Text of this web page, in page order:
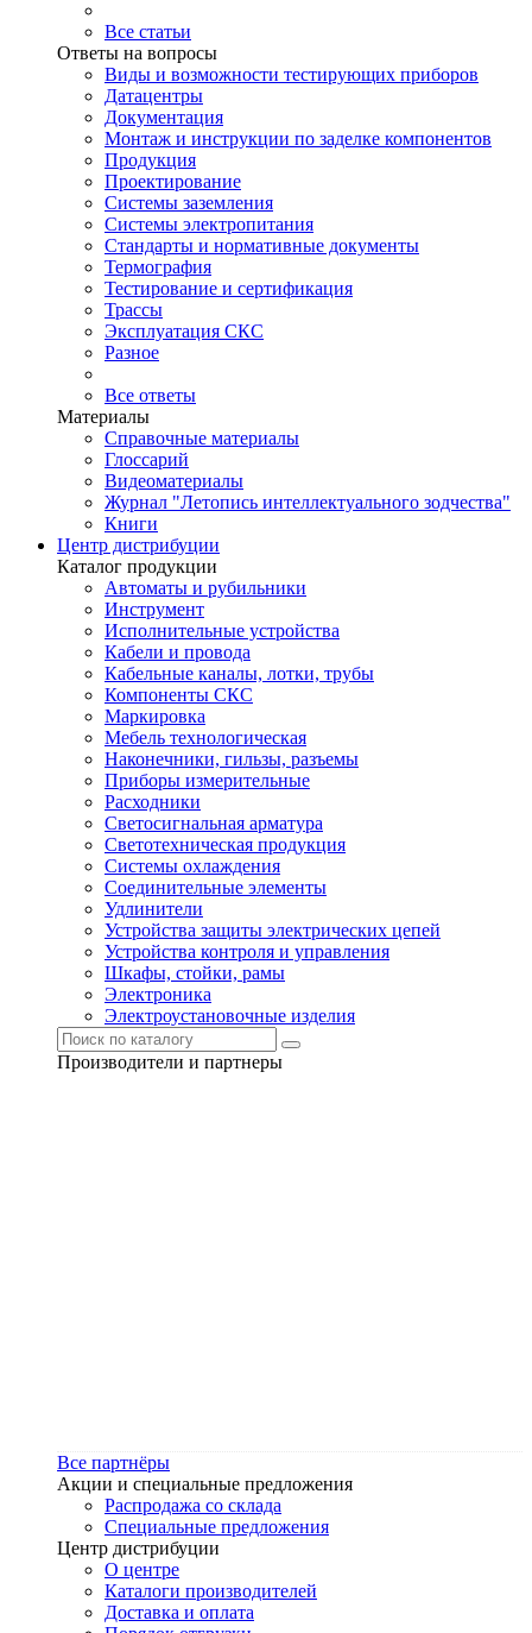
Все статьи
Ответы на вопросы
Виды и возможности тестирующих приборов
Датацентры
Документация
Монтаж и инструкции по заделке компонентов
Продукция
Проектирование
Системы заземления
Системы электропитания
Стандарты и нормативные документы
Термография
Тестирование и сертификация
Трассы
Эксплуатация СКС
Разное
Все ответы
Материалы
Справочные материалы
Глоссарий
Видеоматериалы
Журнал "Летопись интеллектуального зодчества"
Книги
Центр дистрибуции
Каталог продукции
Автоматы и рубильники
Инструмент
Исполнительные устройства
Кабели и провода
Кабельные каналы, лотки, трубы
Компоненты СКС
Маркировка
Мебель технологическая
Наконечники, гильзы, разъемы
Приборы измерительные
Расходники
Светосигнальная арматура
Светотехническая продукция
Системы охлаждения
Соединительные элементы
Удлинители
Устройства защиты электрических цепей
Устройства контроля и управления
Шкафы, стойки, рамы
Электроника
Электроустановочные изделия
Производители и партнеры
Все партнёры
Акции и специальные предложения
Распродажа со склада
Специальные предложения
Центр дистрибуции
О центре
Каталоги производителей
Доставка и оплата